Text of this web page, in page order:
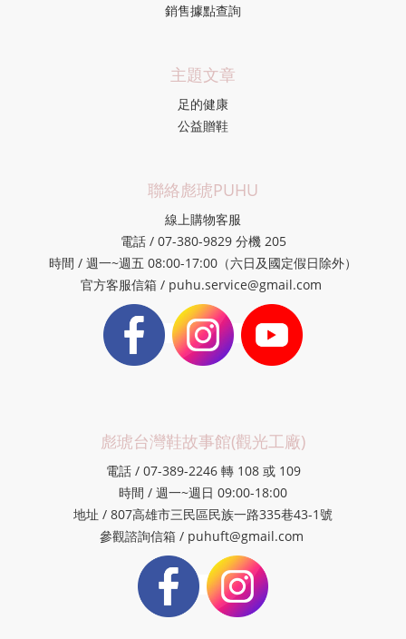
銷售據點查詢
主題文章
足的健康
公益贈鞋
聯絡彪琥PUHU
線上購物客服
電話 / 07-380-9829 分機 205
時間 / 週一~週五 08:00-17:00（六日及國定假日除外）
官方客服信箱 / puhu.service@gmail.com
彪琥台灣鞋故事館(觀光工廠)
電話 / 07-389-2246 轉 108 或 109
時間 / 週一~週日 09:00-18:00
地址 / 807高雄市三民區民族一路335巷43-1號
參觀諮詢信箱 / puhuft@gmail.com